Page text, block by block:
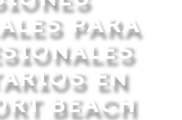
PARA
EN
BEACH